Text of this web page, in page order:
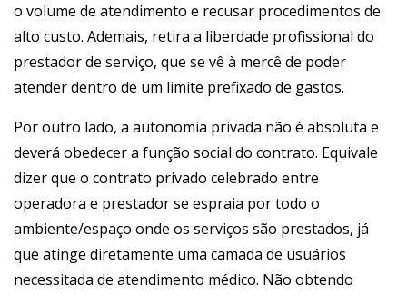
o volume de atendimento e recusar procedimentos de
alto custo. Ademais, retira a liberdade profissional do
prestador de serviço, que se vê à mercê de poder
atender dentro de um limite prefixado de gastos.
Por outro lado, a autonomia privada não é absoluta e
deverá obedecer a função social do contrato. Equivale
dizer que o contrato privado celebrado entre
operadora e prestador se espraia por todo o
ambiente/espaço onde os serviços são prestados, já
que atinge diretamente uma camada de usuários
necessitada de atendimento médico. Não obtendo